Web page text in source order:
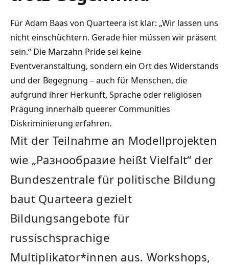
Für Adam Baas von Quarteera ist klar: „Wir lassen uns
nicht einschüchtern. Gerade hier müssen wir präsent
sein.“ Die Marzahn Pride sei keine
Eventveranstaltung, sondern ein Ort des Widerstands
und der Begegnung – auch für Menschen, die
aufgrund ihrer Herkunft, Sprache oder religiösen
Prägung innerhalb queerer Communities
Diskriminierung erfahren.
Mit der Teilnahme an Modellprojekten
wie „Разнообразие heißt Vielfalt“ der
Bundeszentrale für politische Bildung
baut Quarteera gezielt
Bildungsangebote für
russischsprachige
Multiplikator*innen aus. Workshops,